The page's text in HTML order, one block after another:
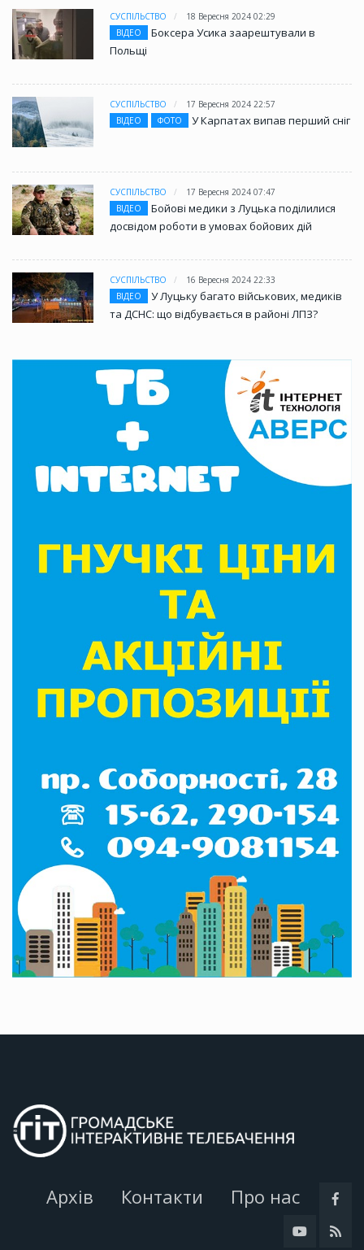
СУСПІЛЬСТВО
18 Вересня 2024 02:29
ВІДЕО
Боксера Усика заарештували в
Польщі
СУСПІЛЬСТВО
17 Вересня 2024 22:57
ВІДЕО
ФОТО У Карпатах випав перший сніг
СУСПІЛЬСТВО
17 Вересня 2024 07:47
ВІДЕО
Бойові медики з Луцька поділилися
досвідом роботи в умовах бойових дій
СУСПІЛЬСТВО
16 Вересня 2024 22:33
ВІДЕО
У Луцьку багато військових, медиків
та ДСНС: що відбувається в районі ЛПЗ?
Архів Контакти Про нас